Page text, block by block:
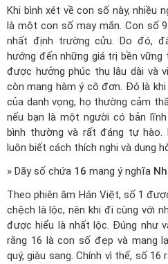
Khi bình xét về con số này, nhiều
là một con số may mắn. Con số
nhất định trường cửu. Do đó,
hướng đến những giá trị bền
được hưởng phúc thụ lâu dài và
còn mang hàm ý cô đơn. Đó là
của danh vọng, họ thường cảm
nếu bạn là một người có bản
bình thường và rất đáng tự hào.
luôn biết cách thích nghi và dung
» Dãy số chứa 16 mang ý nghĩa
Theo phiên âm Hán Việt, số 1
chệch là lộc, nên khi đi cùng với
được hiểu là nhất lộc. Đúng như
rằng 16 là con số đẹp và mang
quý, giàu sang. Chính vì thế, số